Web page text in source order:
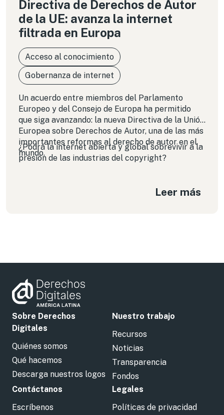
Directiva de Derechos de Autor
de la UE: avanza la internet
filtrada en Europa
Acceso al conocimiento
Gobernanza de internet
Un acuerdo entre miembros del Parlamento
Europeo y del Consejo de Europa ha permitido
que siga avanzando: la nueva Directiva de la Unión
Europea sobre Derechos de Autor, una de las más
importantes reformas al derecho de autor en el
mundo.
¿Podrá la internet abierta y global sobrevivir a la
presión de las industrias del copyright?
Leer más
Sobre Derechos
Digitales
Quiénes somos
Qué hacemos
Descarga nuestros logos
Nuestro trabajo
Recursos
Noticias
Transparencia
Fondos
Contáctanos
Escríbenos
Legales
Políticas de privacidad